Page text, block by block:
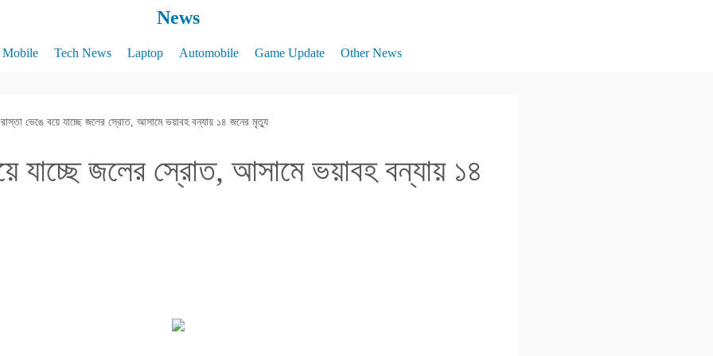
News
Mobile Tech News Laptop Automobile Game Update Other News
রাস্তা ভেঙে বয়ে যাচ্ছে জলের স্রোত, আসামে ভয়াবহ বন্যায় ১৪ জনের মৃত্যু
যাচ্ছে জলের স্রোত, আসামে ভয়াবহ বন্যায় ১৪